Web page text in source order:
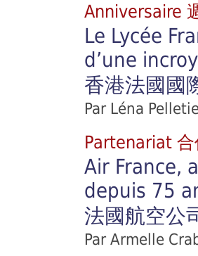
Anniversaire
Le Lycée
d’une
香港法國國
Par Léna
Partenariat
Air France,
depuis 75
法國航空公
Par Armelle